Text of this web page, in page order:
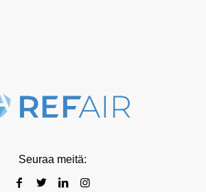
Seuraa meitä: